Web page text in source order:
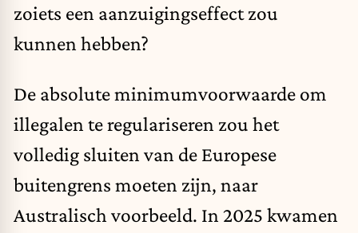
zoiets een aanzuigingseffect zou
kunnen hebben?
De absolute minimumvoorwaarde om
illegalen te regulariseren zou het
volledig sluiten van de Europese
buitengrens moeten zijn, naar
Australisch voorbeeld. In 2025 kwamen